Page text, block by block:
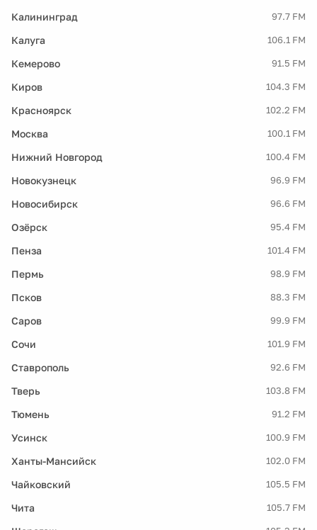
Калининград 97.7 FM
Калуга 106.1 FM
Кемерово 91.5 FM
Киров 104.3 FM
Красноярск 102.2 FM
Москва 100.1 FM
Нижний Новгород 100.4 FM
Новокузнецк 96.9 FM
Новосибирск 96.6 FM
Озёрск 95.4 FM
Пенза 101.4 FM
Пермь 98.9 FM
Псков 88.3 FM
Саров 99.9 FM
Сочи 101.9 FM
Ставрополь 92.6 FM
Тверь 103.8 FM
Тюмень 91.2 FM
Усинск 100.9 FM
Ханты-Мансийск 102.0 FM
Чайковский 105.5 FM
Чита 105.7 FM